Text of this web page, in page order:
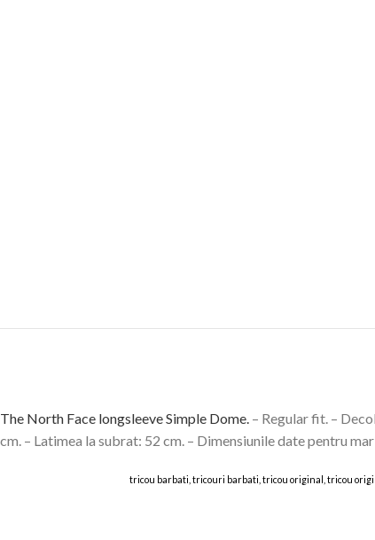
The North Face longsleeve Simple Dome. – Regular fit. –
cm. – Latimea la subrat: 52 cm. – Dimensiunile date pentru
tricou barbati, tricouri barbati, tricou original, tricou